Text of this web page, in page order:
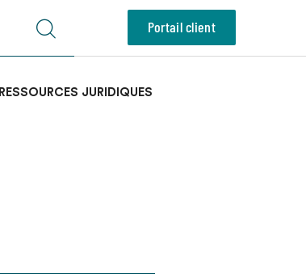
Portail client
RESSOURCES JURIDIQUES